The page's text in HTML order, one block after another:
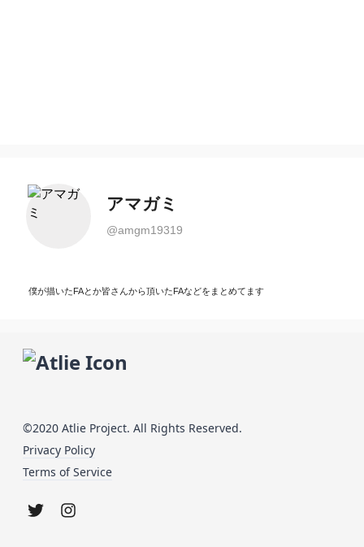
アマガミ
@amgm19319
僕が描いたFAとか皆さんから頂いたFAなどをまとめてます
©2020 Atlie Project. All Rights Reserved.
Privacy Policy
Terms of Service